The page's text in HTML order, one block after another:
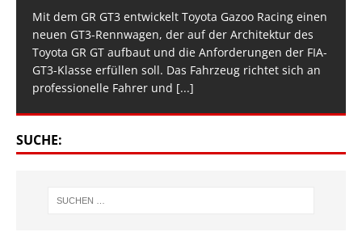
Mit dem GR GT3 entwickelt Toyota Gazoo Racing einen
neuen GT3-Rennwagen, der auf der Architektur des
Toyota GR GT aufbaut und die Anforderungen der FIA-
GT3-Klasse erfüllen soll. Das Fahrzeug richtet sich an
professionelle Fahrer und [...]
SUCHE: